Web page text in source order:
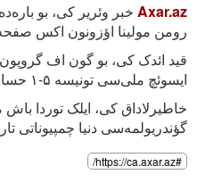
Axar.az خبر وئریر کی، بو
رومن مولینا اؤزونون اکس
قید ائدک کی، بو گون اف
ایسوئچ ملی‌سی تونیسه ۵-۱ حسابی ایله غالیب گلیب.
خاطیرلاداق کی، ایلک توردا باش
گؤندریولمه‌سی دنیا چمپیوناتی
#https://ca.axar.az/